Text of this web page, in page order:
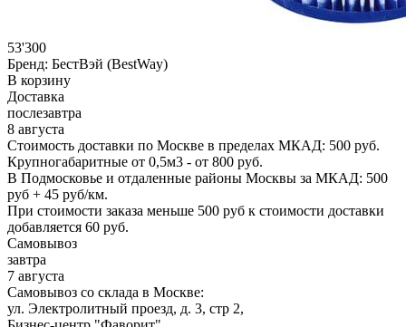
53'300
Бренд: БестВэй (BestWay)
В корзину
Доставка
послезавтра
8 августа
Стоимость доставки по Москве в пределах МКАД: 500 руб.
Крупногабаритные от 0,5м3 - от 800 руб.
В Подмосковье и отдаленные районы Москвы за МКАД: 500
руб + 45 руб/км.
При стоимости заказа меньше 500 руб к стоимости доставки
добавляется 60 руб.
Самовывоз
завтра
7 августа
Самовывоз со склада в Москве:
ул. Электролитный проезд, д. 3, стр 2,